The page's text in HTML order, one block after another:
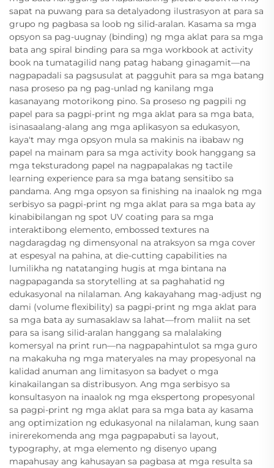
sapat na puwang para sa detalyadong ilustrasyon at para sa
grupo ng pagbasa sa loob ng silid-aralan. Kasama sa mga
opsyon sa pag-uugnay (binding) ng mga aklat para sa mga
bata ang spiral binding para sa mga workbook at activity
book na tumatagilid nang patag habang ginagamit—na
nagpapadali sa pagsusulat at pagguhit para sa mga batang
nasa proseso pa ng pag-unlad ng kanilang mga
kasanayang motorikong pino. Sa proseso ng pagpili ng
papel para sa pagpi-print ng mga aklat para sa mga bata,
isinasaalang-alang ang mga aplikasyon sa edukasyon,
kaya't may mga opsyon mula sa makinis na ibabaw ng
papel na mainam para sa mga activity book hanggang sa
mga teksturadong papel na nagpapalakas ng tactile
learning experience para sa mga batang sensitibo sa
pandama. Ang mga opsyon sa finishing na inaalok ng mga
serbisyo sa pagpi-print ng mga aklat para sa mga bata ay
kinabibilangan ng spot UV coating para sa mga
interaktibong elemento, embossed textures na
nagdaragdag ng dimensyonal na atraksyon sa mga cover
at espesyal na pahina, at die-cutting capabilities na
lumilikha ng natatanging hugis at mga bintana na
nagpapaganda sa storytelling at sa paghahatid ng
edukasyonal na nilalaman. Ang kakayahang mag-adjust ng
dami (volume flexibility) sa pagpi-print ng mga aklat para
sa mga bata ay sumasaklaw sa lahat—from maliit na set
para sa isang silid-aralan hanggang sa malalaking
komersyal na print run—na nagpapahintulot sa mga guro
na makakuha ng mga materyales na may propesyonal na
kalidad anuman ang limitasyon sa badyet o mga
kinakailangan sa distribusyon. Ang mga serbisyo sa
konsultasyon na inaalok ng mga ekspertong propesyonal
sa pagpi-print ng mga aklat para sa mga bata ay kasama
ang optimization ng edukasyonal na nilalaman, kung saan
inirerekomenda ang mga pagpapabuti sa layout,
typography, at mga elemento ng disenyo upang
mapahusay ang kahusayan sa pagbasa at mga resulta sa